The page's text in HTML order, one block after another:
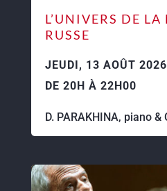
L’UNIVERS DE
RUSSE
JEUDI, 13 AOÛT 2026
DE 20H À 22H00
D. PARAKHINA, piano &